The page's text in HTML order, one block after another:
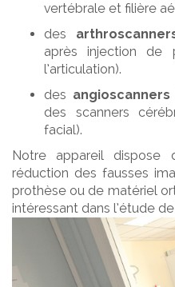
vertébrale et filière
des
après injection de
l’articulation).
des angioscanners
des scanners
facial).
Notre appareil dispose
réduction des fausses
prothèse ou de matériel
intéressant dans l’étude